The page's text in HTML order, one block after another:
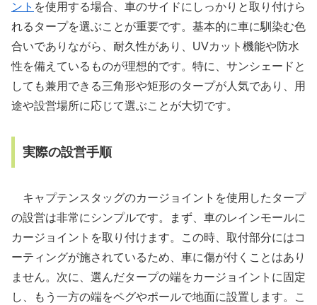
ント を使用する場合、車のサイドにしっかりと取り付けら
れるタープを選ぶことが重要です。基本的に車に馴染む色
合いでありながら、耐久性があり、UVカット機能や防水
性を備えているものが理想的です。特に、サンシェードと
しても兼用できる三角形や矩形のタープが人気であり、用
途や設営場所に応じて選ぶことが大切です。
実際の設営手順
キャプテンスタッグのカージョイントを使用したタープ
の設営は非常にシンプルです。まず、車のレインモールに
カージョイントを取り付けます。この時、取付部分にはコ
ーティングが施されているため、車に傷が付くことはあり
ません。次に、選んだタープの端をカージョイントに固定
し、もう一方の端をペグやポールで地面に設置します。こ